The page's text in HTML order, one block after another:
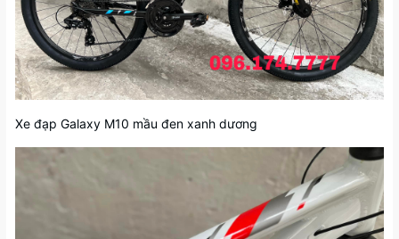
Xe đạp Galaxy M10 mầu đen xanh dương